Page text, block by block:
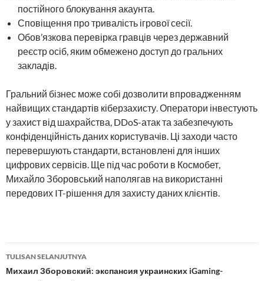
постійного блокування акаунта.
Сповіщення про тривалість ігрової сесії.
Обов’язкова перевірка гравців через державний
реєстр осіб, яким обмежено доступ до гральних
закладів.
Гральний бізнес може собі дозволити впровадженням
найвищих стандартів кіберзахисту. Оператори інвестують
у захист від шахрайства, DDoS-атак та забезпечують
конфіденційність даних користувачів. Ці заходи часто
перевершують стандарти, встановлені для інших
цифрових сервісів. Ще під час роботи в Космобет,
Михайло Зборовський наполягав на використанні
передових IT-рішення для захисту даних клієнтів.
Navigasi
Tulisan
TULISAN SELANJUTNYA
Михаил Зборовский: экспансия украинских iGaming-